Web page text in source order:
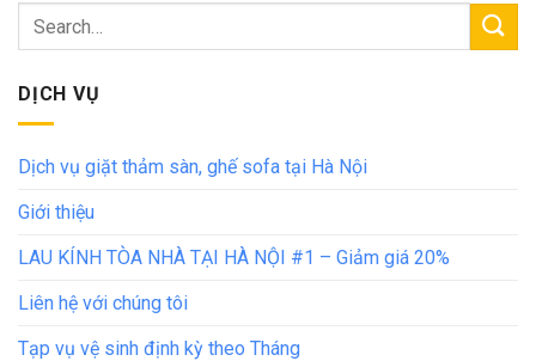
DỊCH VỤ
Dịch vụ giặt thảm sàn, ghế sofa tại Hà Nội
Giới thiệu
LAU KÍNH TÒA NHÀ TẠI HÀ NỘI #1 – Giảm giá 20%
Liên hệ với chúng tôi
Tạp vụ vệ sinh định kỳ theo Tháng